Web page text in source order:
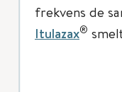
frekvens de
Itulazax®